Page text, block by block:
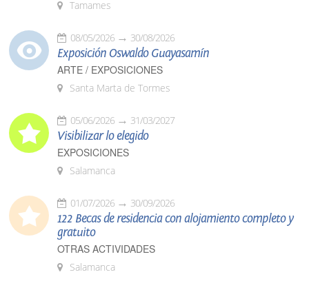
Tamames
08/05/2026 30/08/2026
Exposición Oswaldo Guayasamín
ARTE / EXPOSICIONES
Santa Marta de Tormes
05/06/2026 31/03/2027
Visibilizar lo elegido
EXPOSICIONES
Salamanca
01/07/2026 30/09/2026
122 Becas de residencia con alojamiento completo y
gratuito
OTRAS ACTIVIDADES
Salamanca